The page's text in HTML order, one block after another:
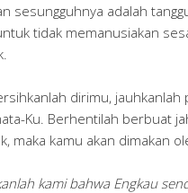
sesungguhnya adalah
tidak memanusiakan
dirimu,
Ku. Berhentilah berbuat
maka kamu akan dimakan
kami bahwa Engkau